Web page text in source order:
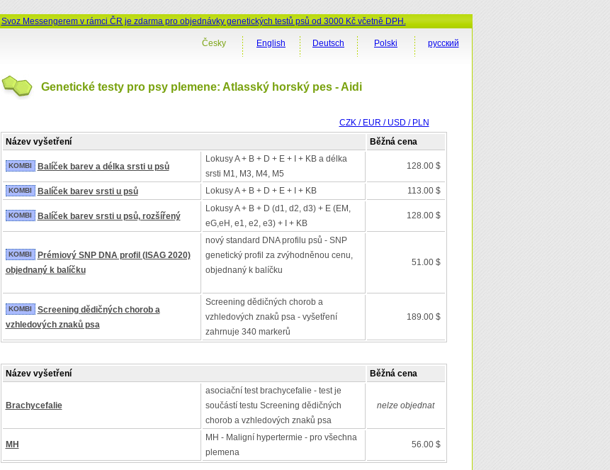
Svoz Messengerem v rámci ČR je zdarma pro objednávky genetických testů psů od 3000 Kč včetně DPH.
русский
Polski
Deutsch
English
Česky
Genetické testy pro psy plemene: Atlasský horský pes - Aidi
CZK / EUR / USD / PLN
Název vyšetření
Běžná cena
KOMBI Balíček barev a délka srsti u psů
Lokusy A + B + D + E + I + KB a délka
srsti M1, M3, M4, M5
128.00 $
KOMBI Balíček barev srsti u psů Lokusy A + B + D + E + I + KB 113.00 $
KOMBI Balíček barev srsti u psů, rozšířený
Lokusy A + B + D (d1, d2, d3) + E (EM,
eG,eH, e1, e2, e3) + I + KB
128.00 $
KOMBI
Prémiový SNP DNA profil (ISAG 2020)
objednaný k balíčku
nový standard DNA profilu psů - SNP
genetický profil za zvýhodněnou cenu,
objednaný k balíčku
51.00 $
KOMBI
Screening dědičných chorob a
vzhledových znaků psa
Screening dědičných chorob a
vzhledových znaků psa - vyšetření
zahrnuje 340 markerů
189.00 $
Název vyšetření Běžná cena
Brachycefalie
asociační test brachycefalie - test je
součástí testu Screening dědičných
chorob a vzhledových znaků psa
nelze objednat
MH
MH - Maligní hypertermie - pro všechna
plemena
56.00 $